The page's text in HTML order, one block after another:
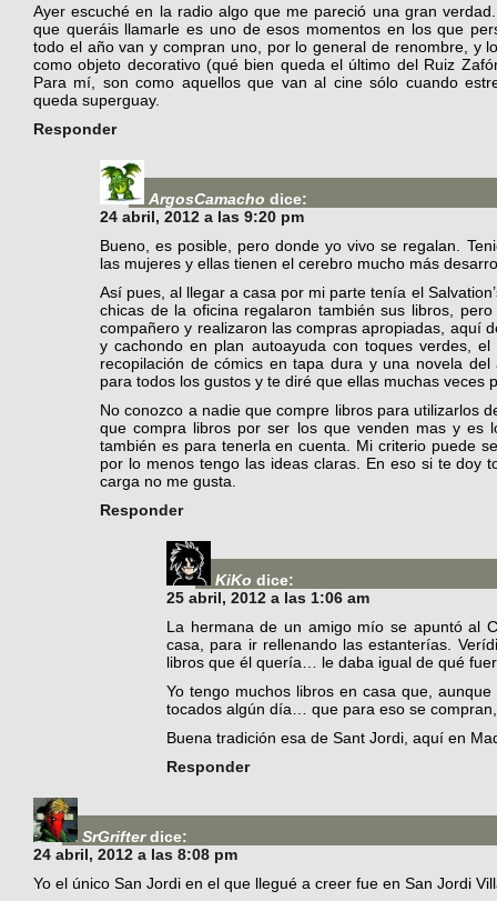
Ayer escuché en la radio algo que me pareció una gran
que queráis llamarle es uno de esos momentos en los que
todo el año van y compran uno, por lo general de renombre, y
como objeto decorativo (qué bien queda el último del Ruiz
Para mí, son como aquellos que van al cine sólo cuando
queda superguay.
Responder
ArgosCamacho dice:
24 abril, 2012 a las 9:20 pm
Bueno, es posible, pero donde yo vivo se regalan.
las mujeres y ellas tienen el cerebro mucho más
Así pues, al llegar a casa por mi parte tenía el
chicas de la oficina regalaron también sus libros,
compañero y realizaron las compras apropiadas, aquí
y cachondo en plan autoayuda con toques verdes,
recopilación de cómics en tapa dura y una novela
para todos los gustos y te diré que ellas muchas veces
No conozco a nadie que compre libros para utilizarlos
que compra libros por ser los que venden mas y es
también es para tenerla en cuenta. Mi criterio puede
por lo menos tengo las ideas claras. En eso si te doy
carga no me gusta.
Responder
KiKo dice:
25 abril, 2012 a las 1:06 am
La hermana de un amigo mío se apuntó al
casa, para ir rellenando las estanterías.
libros que él quería… le daba igual de qué
Yo tengo muchos libros en casa que,
tocados algún día… que para eso se
Buena tradición esa de Sant Jordi, aquí en
Responder
SrGrifter dice:
24 abril, 2012 a las 8:08 pm
Yo el único San Jordi en el que llegué a creer fue en San Jordi